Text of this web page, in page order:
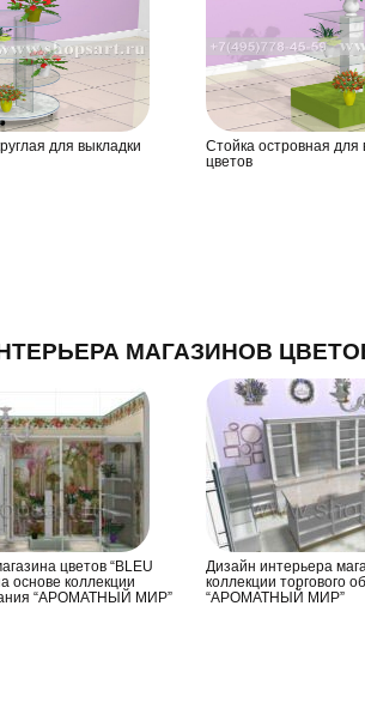
для выкладки
Стойка островная
цветов
МАГАЗИНОВ
цветов “BLEU
основе коллекции
“АРОМАТНЫЙ МИР”
Дизайн интерьера
коллекции торгового
“АРОМАТНЫЙ МИР”